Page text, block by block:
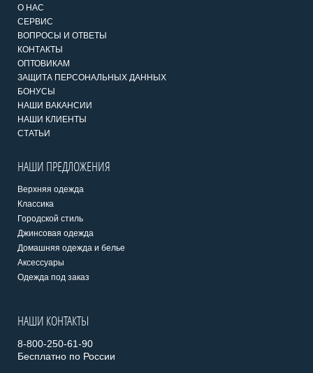
О НАС
СЕРВИС
ВОПРОСЫ И ОТВЕТЫ
КОНТАКТЫ
ОПТОВИКАМ
ЗАЩИТА ПЕРСОНАЛЬНЫХ ДАННЫХ
БОНУСЫ
НАШИ ВАКАНСИИ
НАШИ КЛИЕНТЫ
СТАТЬИ
НАШИ ПРЕДЛОЖЕНИЯ
Верхняя одежда
Классика
Городской стиль
Джинсовая одежда
Домашняя одежда и белье
Аксессуары
Одежда под заказ
НАШИ КОНТАКТЫ
8-800-250-61-90
Бесплатно по России